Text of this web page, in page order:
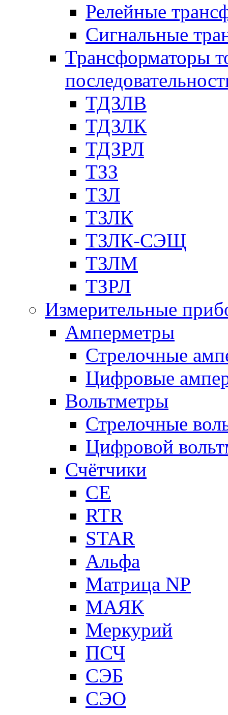
Релейные
Сигнальные
Трансформаторы
ТДЗЛВ
ТДЗЛК
ТДЗРЛ
ТЗЗ
ТЗЛ
ТЗЛК
ТЗЛК-СЭЩ
ТЗЛМ
ТЗРЛ
Измерительные
Амперметры
Стрелочные
Цифровые
Вольтметры
Стрелочные
Цифровой
Счётчики
CE
RTR
STAR
Альфа
Матрица NP
МАЯК
Меркурий
ПСЧ
СЭБ
СЭО